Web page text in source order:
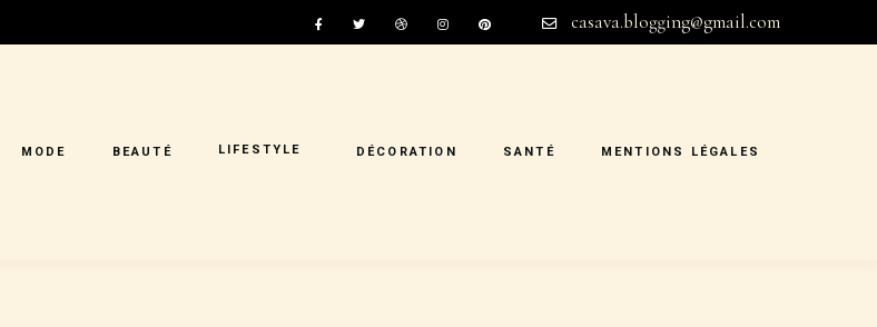
casava.blogging@gmail.com
MODE BEAUTÉ LIFESTYLE DÉCORATION SANTÉ MENTIONS LÉGALES